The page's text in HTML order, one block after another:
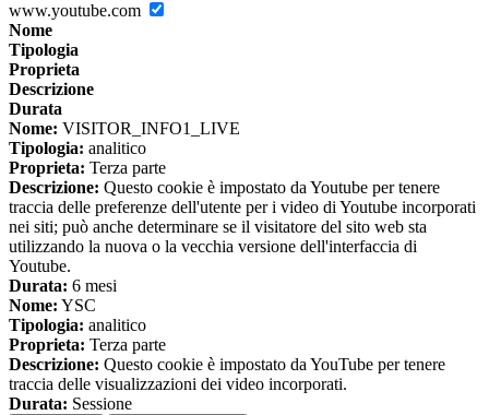
www.youtube.com
Nome
Tipologia
Proprieta
Descrizione
Durata
Nome: VISITOR_INFO1_LIVE
Tipologia: analitico
Proprieta: Terza parte
Descrizione: Questo cookie è impostato da Youtube per tenere
traccia delle preferenze dell'utente per i video di Youtube incorporati
nei siti; può anche determinare se il visitatore del sito web sta
utilizzando la nuova o la vecchia versione dell'interfaccia di
Youtube.
Durata: 6 mesi
Nome: YSC
Tipologia: analitico
Proprieta: Terza parte
Descrizione: Questo cookie è impostato da YouTube per tenere
traccia delle visualizzazioni dei video incorporati.
Durata: Sessione